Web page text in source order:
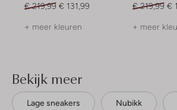
€ 219,99 € 131,99
+ meer kleuren
€ 219,99 €
+ meer
Bekijk meer
Lage sneakers Nubikk